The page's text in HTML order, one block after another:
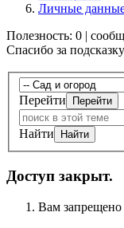
Личные
Полезность: 0 |
Спасибо за
Перейти
Найти
Доступ закрыт.
Вам запрещено